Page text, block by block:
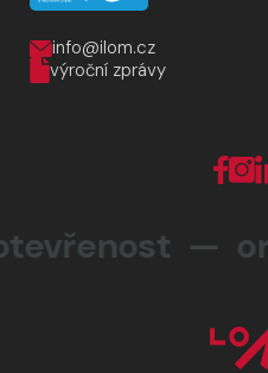
info@ilom.cz
výroční zprávy
—